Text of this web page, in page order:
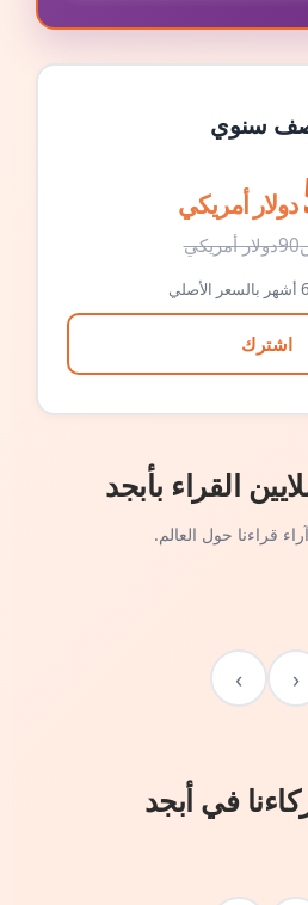
سنوي
دولار أمريكي
90دولار أمريكي
اشترك
القراء بأبجد
قراءنا حول العالم.
‹
›
في أبجد